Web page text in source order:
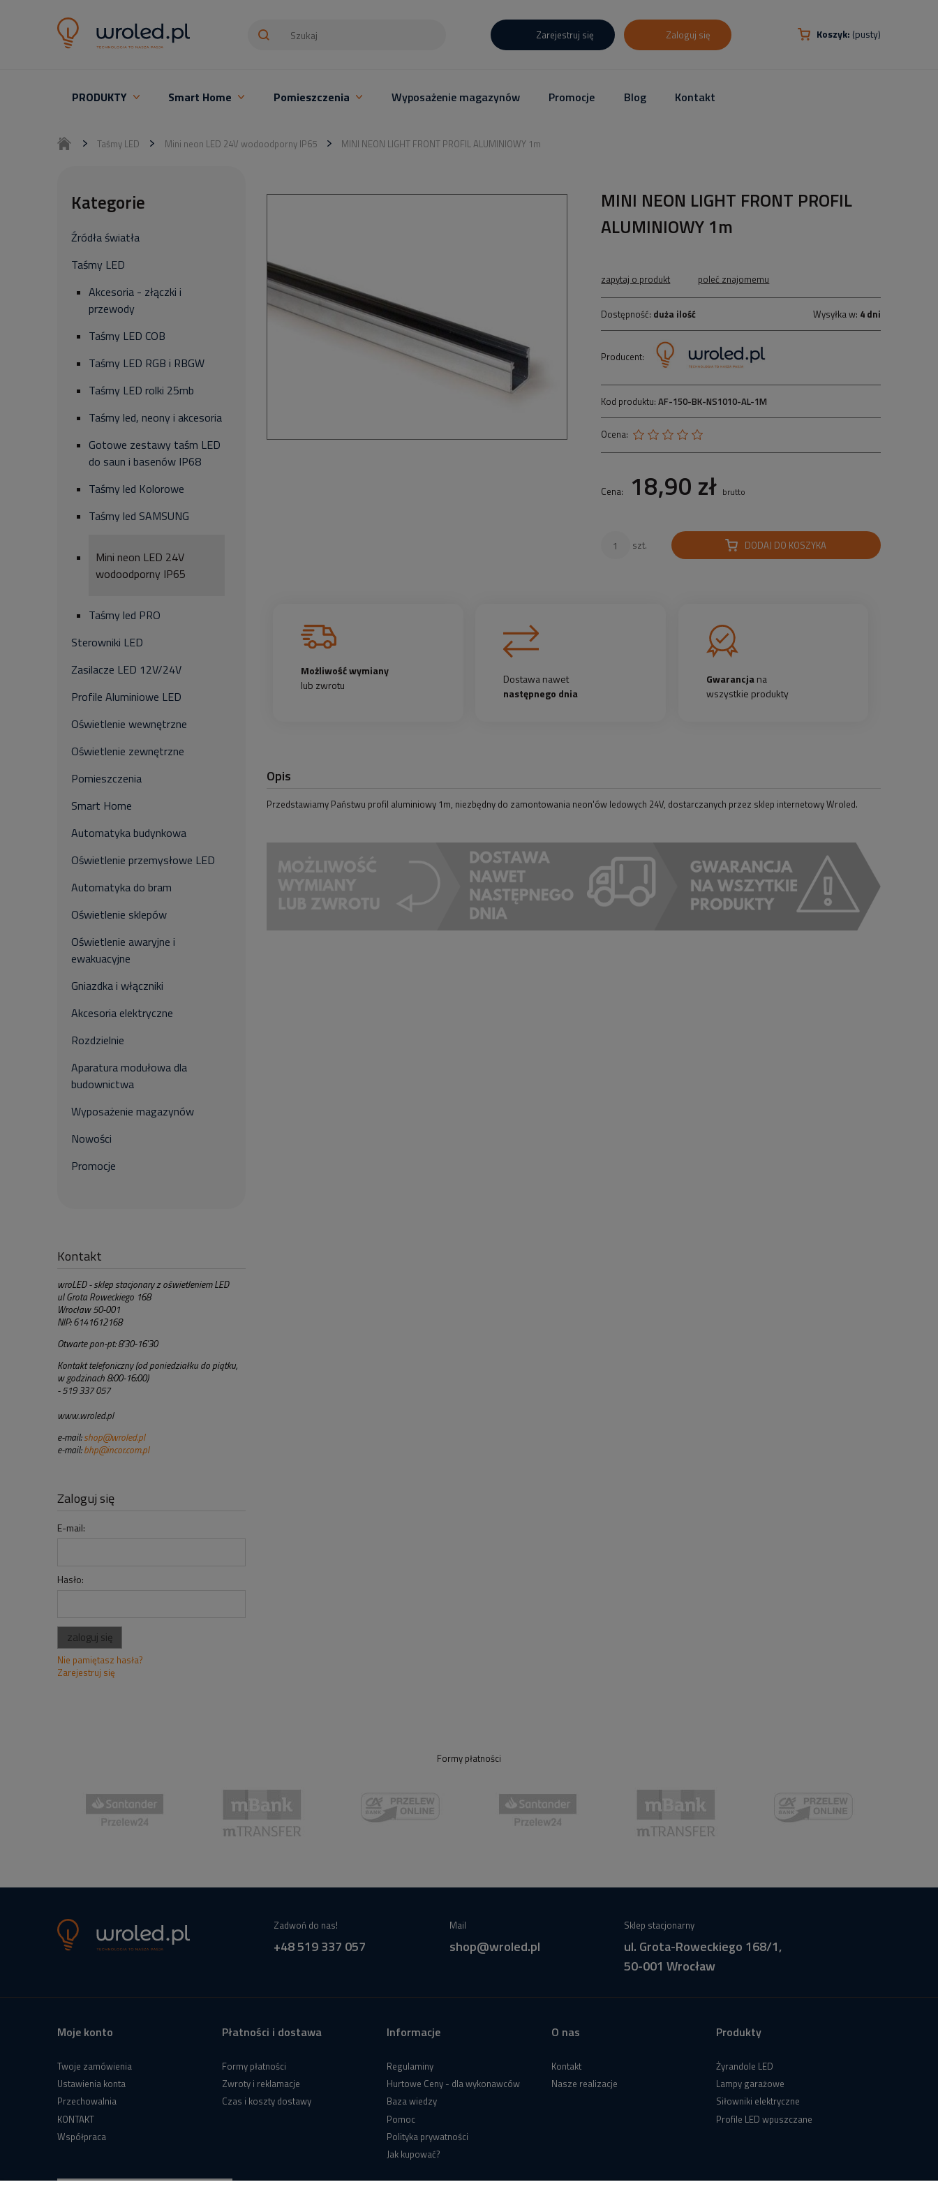
Koszyk: (pusty)
Zarejestruj się Zaloguj się
PRODUKTY Smart Home Pomieszczenia Wyposażenie magazynów Promocje Blog Kontakt
Taśmy LED Mini neon LED 24V wodoodporny IP65 MINI NEON LIGHT FRONT PROFIL ALUMINIOWY 1m
Kategorie
Źródła światła
Taśmy LED
Akcesoria - złączki i
przewody
Taśmy LED COB
Taśmy LED RGB i RBGW
Taśmy LED rolki 25mb
Taśmy led, neony i akcesoria
Gotowe zestawy taśm LED
do saun i basenów IP68
Taśmy led Kolorowe
Taśmy led SAMSUNG
Mini neon LED 24V
wodoodporny IP65
Taśmy led PRO
Sterowniki LED
Zasilacze LED 12V/24V
Profile Aluminiowe LED
Oświetlenie wewnętrzne
Oświetlenie zewnętrzne
Pomieszczenia
Smart Home
Automatyka budynkowa
Oświetlenie przemysłowe LED
Automatyka do bram
Oświetlenie sklepów
Oświetlenie awaryjne i
ewakuacyjne
Gniazdka i włączniki
Akcesoria elektryczne
Rozdzielnie
Aparatura modułowa dla
budownictwa
Wyposażenie magazynów
Nowości
Promocje
Kontakt
wroLED - sklep stacjonary z oświetleniem LED
ul Grota Roweckiego 168
Wrocław 50-001
NIP: 6141612168
Otwarte pon-pt: 8'30-16'30
Kontakt telefoniczny (od poniedziałku do piątku,
w godzinach 8:00-16:00)
- 519 337 057
www.wroled.pl
e-mail: shop@wroled.pl
e-mail:bhp@incor.com.pl
Zaloguj się
E-mail:
Hasło:
zaloguj się
Nie pamiętasz hasła?
Zarejestruj się
MINI NEON LIGHT FRONT PROFIL
ALUMINIOWY 1m
zapytaj o produkt poleć znajomemu
Dostępność: duża ilość Wysyłka w: 4 dni
Producent:
Kod produktu: AF-150-BK-NS1010-AL-1M
Ocena:
Cena: 18,90 zł brutto
szt. DODAJ DO KOSZYKA
Możliwość wymiany
lub zwrotu
Dostawa nawet
następnego dnia
Gwarancjana
wszystkie produkty
Opis
Przedstawiamy Państwu profil aluminiowy 1m, niezbędny do zamontowania neon'ów ledowych 24V, dostarczanych przez sklep internetowy Wroled.
Formy płatności
Zadwoń do nas!
+48 519 337 057
Mail
shop@wroled.pl
Sklep stacjonarny
ul. Grota-Roweckiego 168/1,
50-001 Wrocław
Moje konto
Twoje zamówienia
Ustawienia konta
Przechowalnia
KONTAKT
Współpraca
Płatności i dostawa
Formy płatności
Zwroty i reklamacje
Czas i koszty dostawy
Informacje
Regulaminy
Hurtowe Ceny - dla wykonawców
Baza wiedzy
Pomoc
Polityka prywatności
Jak kupować?
O nas
Kontakt
Nasze realizacje
Produkty
Żyrandole LED
Lampy garażowe
Siłowniki elektryczne
Profile LED wpuszczane